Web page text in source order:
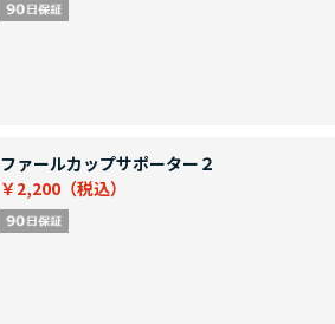
ファールカップサポーター２
￥2,200